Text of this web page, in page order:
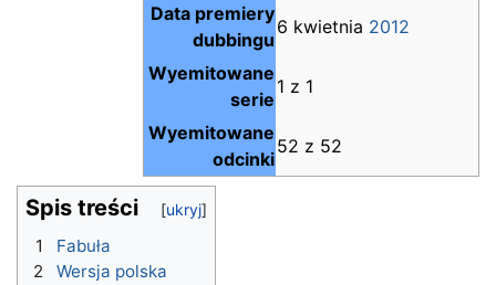
Data premiery
dubbingu
6 kwietnia 2012
Wyemitowane
serie
1 z 1
Wyemitowane
odcinki
52 z 52
Spis treści
1
Fabuła
2
Wersja polska